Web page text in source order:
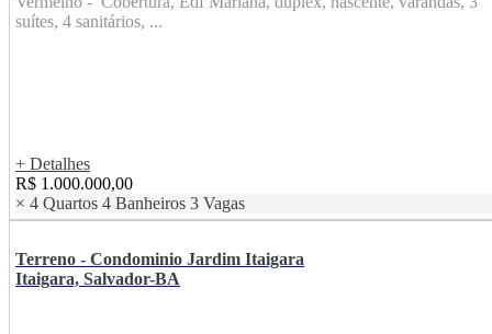
suítes, 4 sanitários, ...
+ Detalhes
R$ 1.000.000,00
× 4 Quartos 4 Banheiros 3 Vagas
Terreno - Condominio Jardim Itaigara
Itaigara, Salvador-BA